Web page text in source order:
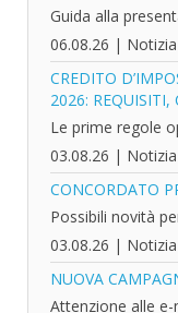
Guida alla
06.08.26 |
CREDITO
2026: REQUISITI,
Le prime regole
03.08.26 |
CONCORDATO
Possibili novità
03.08.26 |
NUOVA
Attenzione alle e-